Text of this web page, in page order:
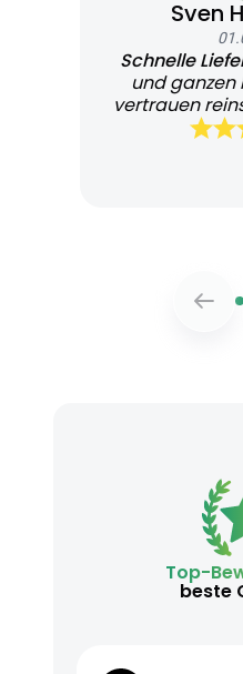
Sven
Schnelle
und ganzen
vertrauen
und
Top-
beste